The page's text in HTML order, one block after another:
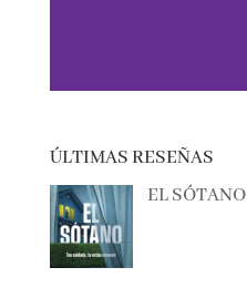
ÚLTIMAS RESEÑAS